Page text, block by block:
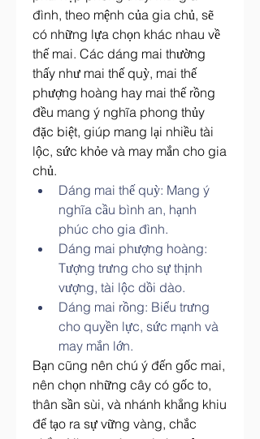
đình, theo mệnh của gia chủ, sẽ
có những lựa chọn khác nhau về
thế mai. Các dáng mai thường
thấy như mai thế quỳ, mai thế
phượng hoàng hay mai thế rồng
đều mang ý nghĩa phong thủy
đặc biệt, giúp mang lại nhiều tài
lộc, sức khỏe và may mắn cho gia
chủ.
Dáng mai thế quỳ: Mang ý
nghĩa cầu bình an, hạnh
phúc cho gia đình.
Dáng mai phượng hoàng:
Tượng trưng cho sự thịnh
vượng, tài lộc dồi dào.
Dáng mai rồng: Biểu trưng
cho quyền lực, sức mạnh và
may mắn lớn.
Bạn cũng nên chú ý đến gốc mai,
nên chọn những cây có gốc to,
thân sần sùi, và nhánh khẳng khiu
để tạo ra sự vững vàng, chắc